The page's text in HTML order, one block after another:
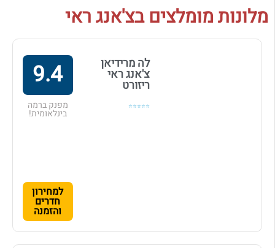
מלונות מומלצים בצ'אנג ראי
לה מרידיאן
צ'אנג ראי
ריזורט
⭐⭐⭐⭐⭐
9.4
מפנק ברמה
בינלאומית!
למחירון
חדרים
והזמנה